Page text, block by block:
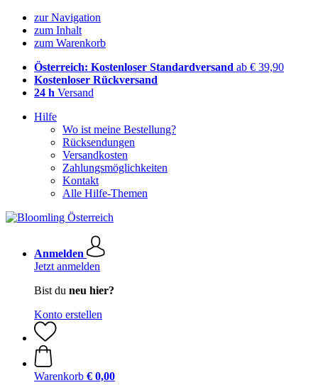
zur Navigation
zum Inhalt
zum Warenkorb
Österreich: Kostenloser Standardversand ab € 39,90
Kostenloser Rückversand
24 h Versand
Hilfe
Wo ist meine Bestellung?
Rücksendungen
Versandkosten
Zahlungsmöglichkeiten
Kontakt
Alle Hilfe-Themen
Anmelden
Jetzt anmelden
Bist du neu hier?
Konto erstellen
Warenkorb € 0,00